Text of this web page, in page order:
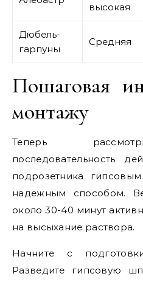
высокая
Дюбель-
гарпуны
Средняя
Пошаговая
монтажу
Теперь
последовательность
подрозетника
надежным способом.
около 30-40 минут
на высыхание раствора.
Начните с
Разведите гипсовую